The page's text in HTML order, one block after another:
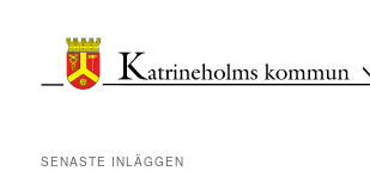
SENASTE INLÄGGEN